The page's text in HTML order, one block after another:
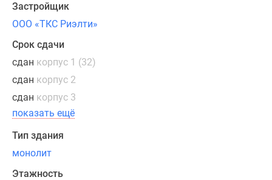
Застройщик
ООО «ТКС Риэлти»
Срок сдачи
сдан корпус 1 (32)
сдан корпус 2
сдан корпус 3
показать ещё
Тип здания
монолит
Этажность